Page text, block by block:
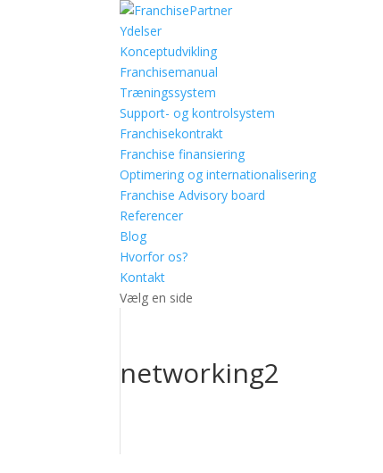
Ydelser
Konceptudvikling
Franchisemanual
Træningssystem
Support- og kontrolsystem
Franchisekontrakt
Franchise finansiering
Optimering og internationalisering
Franchise Advisory board
Referencer
Blog
Hvorfor os?
Kontakt
Vælg en side
networking2